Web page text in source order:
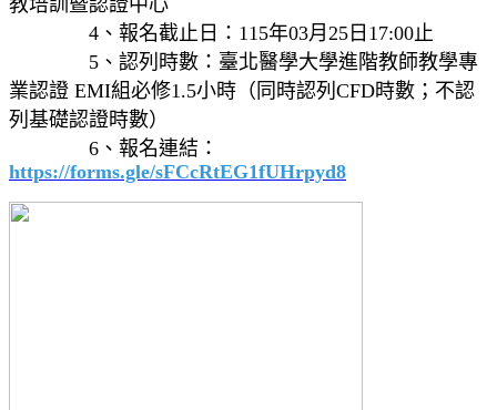
教培訓暨認證中心
4、報名截止日：115年03月25日17:00止
5、認列時數：臺北醫學大學進階教師教學專
業認證 EMI組必修1.5小時（同時認列CFD時數；不認
列基礎認證時數）
6、報名連結：
https://forms.gle/sFCcRtEG1fUHrpyd8